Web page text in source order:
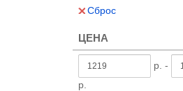
Сброс
ЦЕНА
р. -
р.